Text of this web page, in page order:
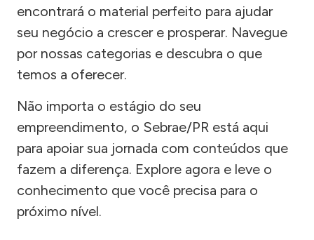
encontrará o material perfeito para ajudar
seu negócio a crescer e prosperar. Navegue
por nossas categorias e descubra o que
temos a oferecer.
Não importa o estágio do seu
empreendimento, o Sebrae/PR está aqui
para apoiar sua jornada com conteúdos que
fazem a diferença. Explore agora e leve o
conhecimento que você precisa para o
próximo nível.